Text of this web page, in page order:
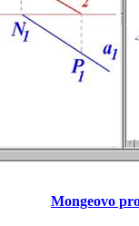
Mongeovo